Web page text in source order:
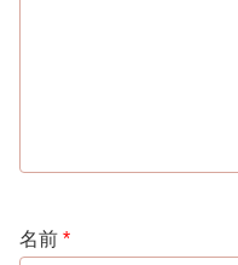
名前 *